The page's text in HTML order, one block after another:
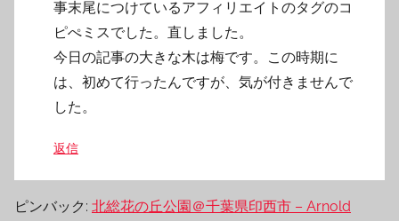
事末尾につけているアフィリエイトのタグのコ
ピぺミスでした。直しました。
今日の記事の大きな木は梅です。この時期に
は、初めて行ったんですが、気が付きませんで
した。
返信
ピンバック: 北総花の丘公園＠千葉県印西市 – Arnold